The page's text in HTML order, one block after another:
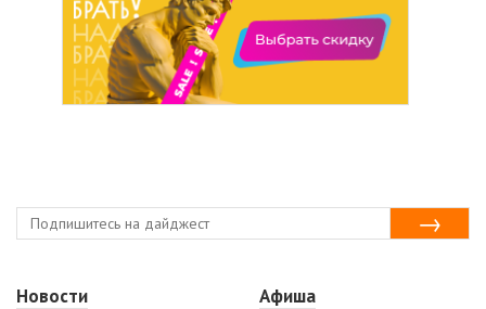
Новости
Афиша